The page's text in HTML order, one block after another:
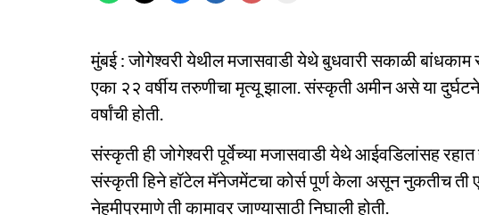
मुंबई : जोगेश्वरी येथील मजासवाडी येथे बुधवारी सकाळी
एका २२ वर्षीय तरुणीचा मृत्यू झाला. संस्कृती अमीन असे या
वर्षांची होती.
संस्कृती ही जोगेश्वरी पूर्वेच्या मजासवाडी येथे आईवडिलांसह
संस्कृती हिने हॉटेल मॅनेजमेंटचा कोर्स पूर्ण केला असून नुकतीच ती
नेहमीप्रमाणे ती कामावर जाण्यासाठी निघाली होती.